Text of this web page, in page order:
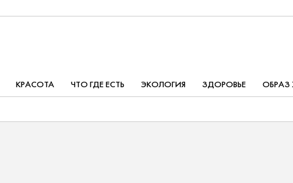
КРАСОТА ЧТО ГДЕ ЕСТЬ ЭКОЛОГИЯ ЗДОРОВЬЕ